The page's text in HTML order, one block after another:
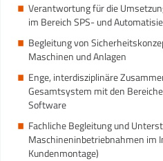
Verantwortung für die
im Bereich SPS- und
Begleitung von
Maschinen und Anlagen
Enge, interdisziplinäre
Gesamtsystem mit den
Software
Fachliche Begleitung und
Maschineninbetriebnahmen im
Kundenmontage)